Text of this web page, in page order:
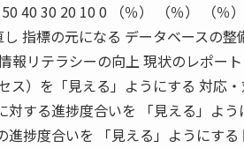
40 30 20 10 0 （％） （％） （％
指標の元になる データベースの整
報リテラシーの向上 現状のレポー
ス）を「見える」ようにする 対応
する進捗度合いを 「見える」よう
捗度合いを 「見える」ようにする